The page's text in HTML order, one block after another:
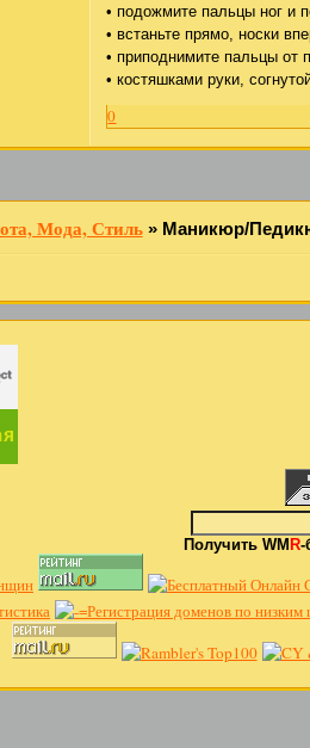
• подожмите пальцы ног и
• встаньте прямо, носки
• приподнимите пальцы от
• костяшками руки,
0
Мода, Стиль » Маникюр/
Получить WM R-